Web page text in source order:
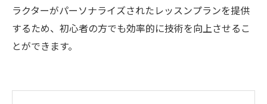
ラクターがパーソナライズされたレッスンプランを提供
するため、初心者の方でも効率的に技術を向上させるこ
とができます。